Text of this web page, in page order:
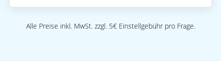
Alle Preise inkl. MwSt. zzgl. 5€ Einstellgebühr pro Frage.